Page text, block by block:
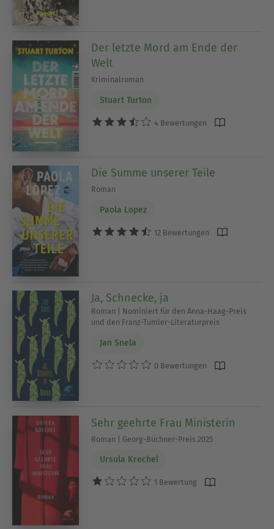
Der letzte Mord am Ende der
Welt
Kriminalroman
Stuart Turton
4 Bewertungen
Die Summe unserer Teile
Roman
Paola Lopez
12 Bewertungen
Ja, Schnecke, ja
Roman | Nominiert für den Anna-Haag-Preis
und den Franz-Tumler-Literaturpreis
Jan Snela
0 Bewertungen
Sehr geehrte Frau Ministerin
Roman | Georg-Büchner-Preis 2025
Ursula Krechel
1 Bewertung